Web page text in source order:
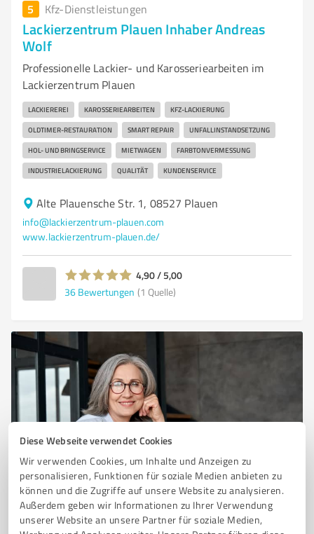
Diese Webseite verwendet Cookies
Wir verwenden Cookies, um Inhalte und Anzeigen zu
personalisieren, Funktionen für soziale Medien anbieten zu
können und die Zugriffe auf unsere Website zu analysieren.
Außerdem geben wir Informationen zu Ihrer Verwendung
unserer Website an unsere Partner für soziale Medien,
5 Kfz-Dienstleistungen
Lackierzentrum Plauen Inhaber Andreas
Wolf
Professionelle Lackier- und Karosseriearbeiten im
Lackierzentrum Plauen
LACKIEREREI KAROSSERIEARBEITEN KFZ-LACKIERUNG
OLDTIMER-RESTAURATION SMART REPAIR UNFALLINSTANDSETZUNG
HOL- UND BRINGSERVICE MIETWAGEN FARBTONVERMESSUNG
INDUSTRIELACKIERUNG QUALITÄT KUNDENSERVICE
Alte Plauensche Str. 1, 08527 Plauen
info@lackierzentrum-plauen.com
www.lackierzentrum-plauen.de/
4,90 / 5,00
36 Bewertungen (1 Quelle)
Sie möchten auch hier gelistet werden?
Registrieren Sie sich jetzt und werden Sie ein von
Kunden empfohlener ProvenExpert!